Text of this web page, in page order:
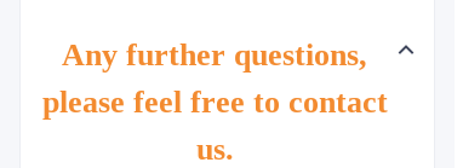
Any further questions,
please feel free to contact
us.